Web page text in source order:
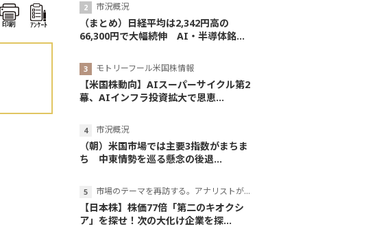
印刷 ｱﾝｹｰﾄ
市況概況
（まとめ）日経平均は2,342円高の
66,300円で大幅続伸 AI・半導体銘...
モトリーフール米国株情報
【米国株動向】AIスーパーサイクル第2
幕、AIインフラ投資拡大で恩恵...
市況概況
（朝）米国市場では主要3指数がまちま
ち 中東情勢を巡る懸念の後退...
市場のテーマを再訪する。アナリストが読み解くテーマの本質
【日本株】株価77倍「第二のキオクシ
ア」を探せ！次の大化け企業を探...